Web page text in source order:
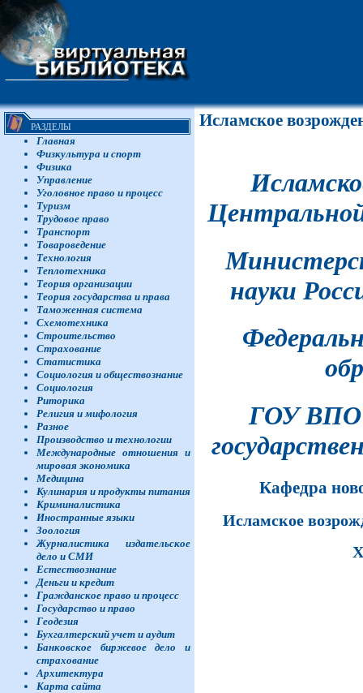
РАЗДЕЛЫ
Главная
Физкультура и спорт
Физика
Управление
Уголовное право и процесс
Туризм
Трудовое право
Транспорт
Товароведение
Технология
Теплотехника
Теория организации
Теория государства и права
Таможенная система
Схемотехника
Строительство
Страхование
Статистика
Социология и обществознание
Социология
Риторика
Религия и мифология
Разное
Производство и технологии
Международные отношения и
мировая экономика
Медицина
Кулинария и продукты питания
Криминалистика
Иностранные языки
Зоология
Журналистика издательское
дело и СМИ
Естествознание
Деньги и кредит
Гражданское право и процесс
Государство и право
Геодезия
Бухгалтерский учет и аудит
Банковское биржевое дело и
страхование
Архитектура
Карта сайта
Исламское
науки
ГОУ ВПО
Кафедра
Исламское